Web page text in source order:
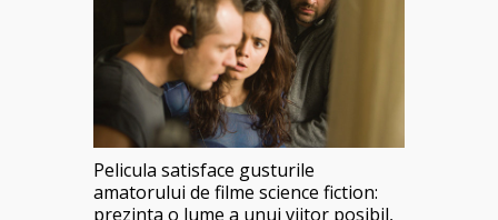
Pelicula satisface gusturile
amatorului de filme science fiction:
prezinta o lume a unui viitor posibil,